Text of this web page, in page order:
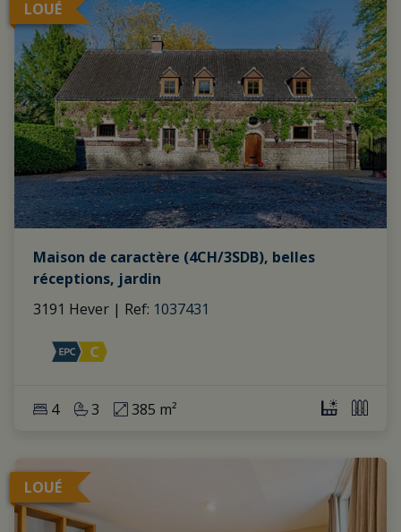
LOUÉ
Maison de caractère (4CH/3SDB), belles
réceptions, jardin
3191 Hever | Ref: 1037431
4 3 385 m²
LOUÉ